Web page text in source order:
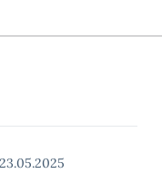
23.05.2025